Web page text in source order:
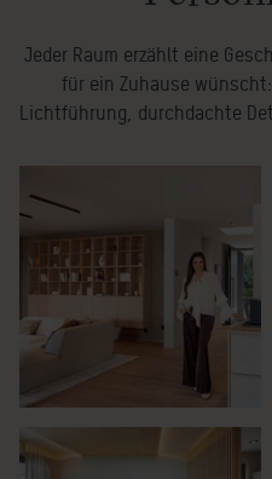
Jeder Raum erzählt eine
für ein Zuhause
Lichtführung, durchdachte